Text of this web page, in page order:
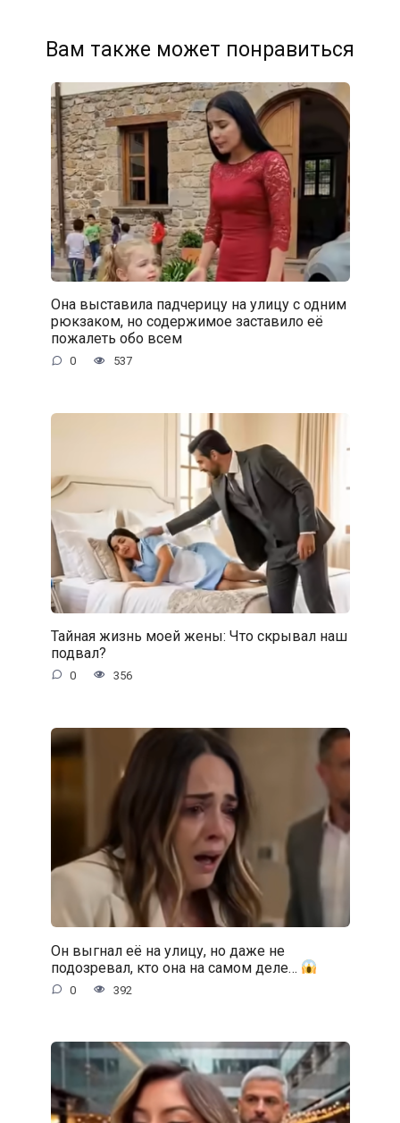
Вам также может понравиться
Она выставила падчерицу на улицу с одним
рюкзаком, но содержимое заставило её
пожалеть обо всем
0 537
Тайная жизнь моей жены: Что скрывал наш
подвал?
0 356
Он выгнал её на улицу, но даже не
подозревал, кто она на самом деле…
0 392